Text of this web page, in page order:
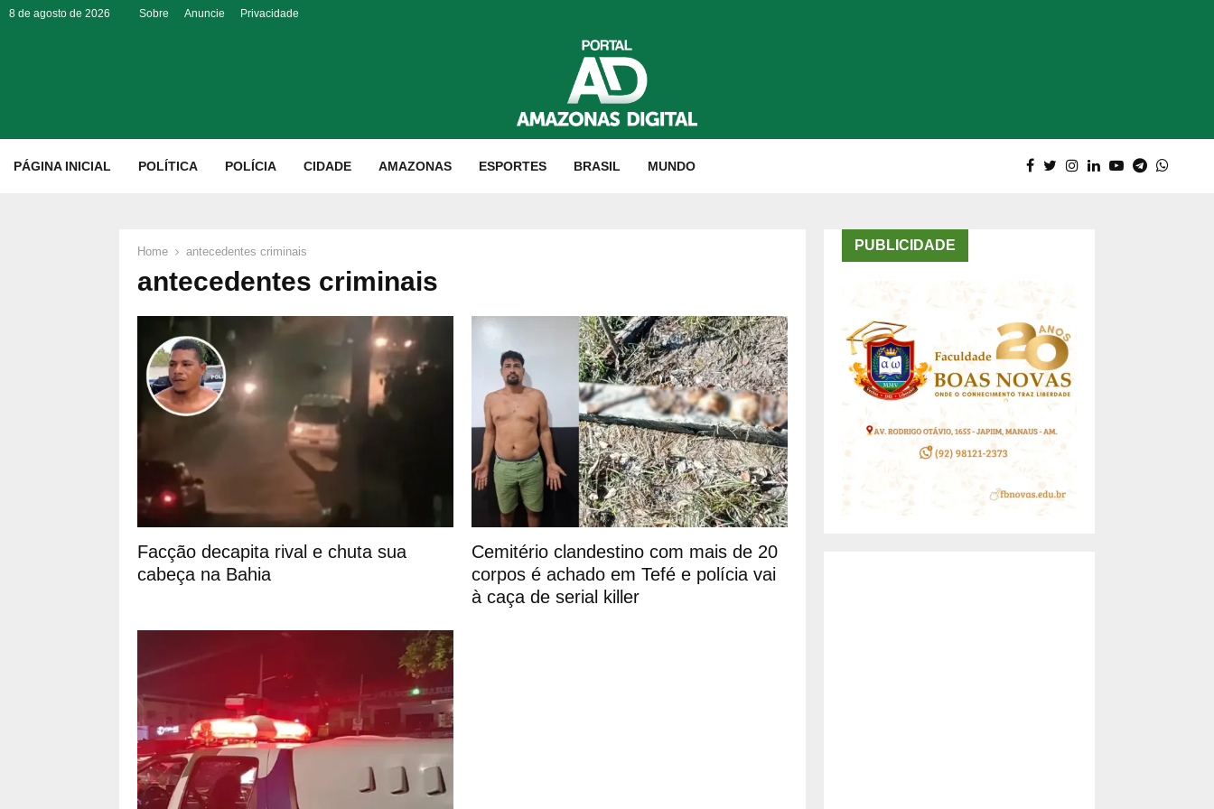
8 de agosto de 2026 Sobre Anuncie Privacidade
PÁGINA INICIAL POLÍTICA POLÍCIA CIDADE AMAZONAS ESPORTES BRASIL MUNDO
Home antecedentes criminais
antecedentes criminais
Facção decapita rival e chuta sua
cabeça na Bahia
Cemitério clandestino com mais de 20
corpos é achado em Tefé e polícia vai
à caça de serial killer
PUBLICIDADE